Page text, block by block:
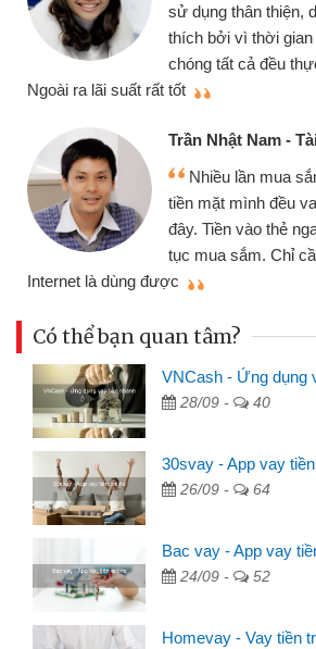
sử dụng thân thiện,
thích bởi vì thời gian
chóng tất cả đều
Ngoài ra lãi suất rất tốt
Trần Nhật Nam -
Nhiều lần mua
tiền mặt mình đều
đây. Tiền vào thẻ
tục mua sắm. Chỉ
Internet là dùng được
Có thể bạn quan tâm?
VNCash - Ứng dụng
28/09 - 40
30svay - App vay
26/09 - 64
Bac vay - App vay
24/09 - 52
Homevay - Vay tiền